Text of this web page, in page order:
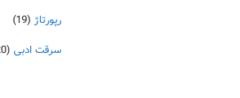
رپورتاژ (19)
سرقت ادبی (20)